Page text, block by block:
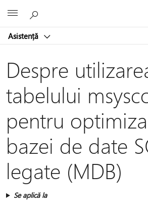
Asistență
Despre
tabelului
pentru
bazei de date
legate (MDB)
Se aplică la